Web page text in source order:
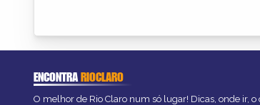
ENCONTRARIOCLARO
O melhor de Rio Claro num só lugar! Dicas, onde ir,